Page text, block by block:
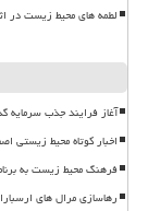
لطمه های محیط زیست در
آغاز فرایند جذب سرمایه گذار
اخبار کوتاه محیط زیستی
فرهنگ محیط زیست به
رهاسازی مرال های